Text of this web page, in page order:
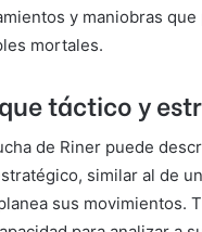
y maniobras
mortales.
táctico y
de Riner puede
similar al de
sus movimientos.